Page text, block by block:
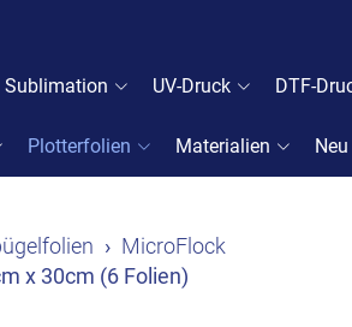
Sublimation UV-Druck DTF-
Plotterfolien Materialien Neu
MicroFlock
x 30cm (6 Folien)